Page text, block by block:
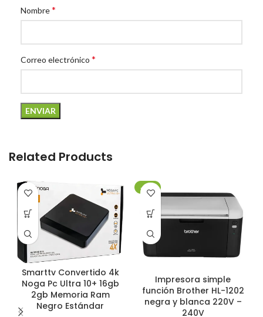
Nombre*
Correo electrónico *
Related Products
Smarttv Convertido 4k
Noga Pc Ultra 10+ 16gb
2gb Memoria Ram
Negro Estándar
-20%
Impresora simple
función Brother HL-1202
negra y blanca 220V –
240V